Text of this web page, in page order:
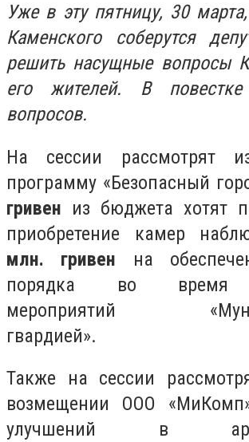
Уже в эту пятницу, 30
Каменского соберутся
решить насущные вопросы
его жителей. В
вопросов.
На сессии рассмотрят
программу «Безопасный
гривен из бюджета хотят
приобретение камер
млн. гривен на
порядка во время
мероприятий
гвардией».
Также на сессии
возмещении ООО
улучшений в